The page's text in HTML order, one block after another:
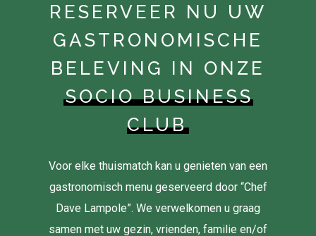
RESERVEER NU UW
GASTRONOMISCHE
BELEVING IN ONZE
SOCIO BUSINESS
CLUB
Voor elke thuismatch kan u genieten van een
gastronomisch menu geserveerd door “Chef
Dave Lampole”. We verwelkomen u graag
samen met uw gezin, vrienden, familie en/of